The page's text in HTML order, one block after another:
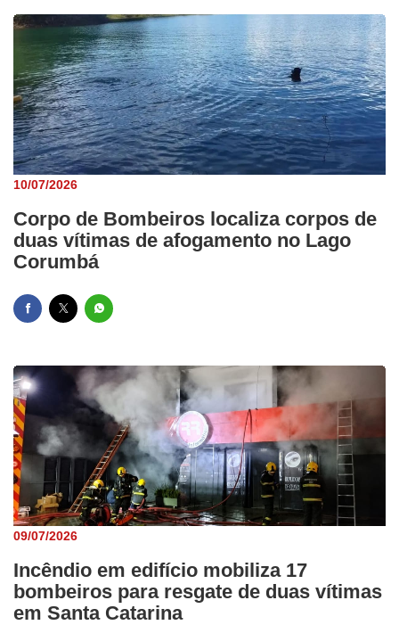
10/07/2026
Corpo de Bombeiros localiza corpos de
duas vítimas de afogamento no Lago
Corumbá
09/07/2026
Incêndio em edifício mobiliza 17
bombeiros para resgate de duas vítimas
em Santa Catarina